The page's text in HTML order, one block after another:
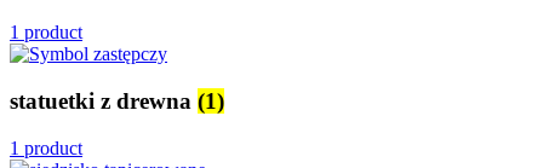
1 product
statuetki z drewna (1)
1 product